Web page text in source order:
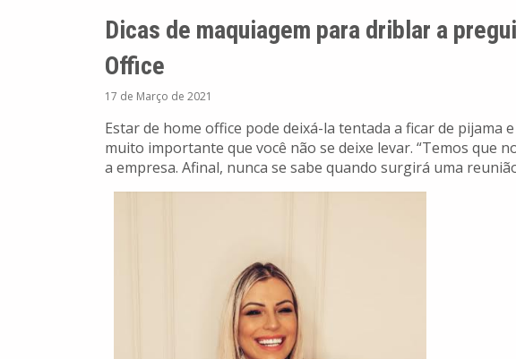
Dicas de maquiagem para driblar a
Office
17 de Março de 2021
Estar de home office pode deixá-la tentada a ficar de pijama
muito importante que você não se deixe levar. “Temos que
a empresa. Afinal, nunca se sabe quando surgirá uma